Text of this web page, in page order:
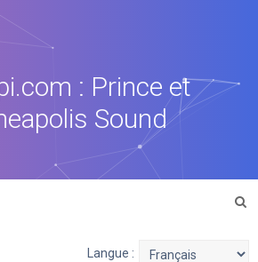
: Prince et
Sound
Langue :